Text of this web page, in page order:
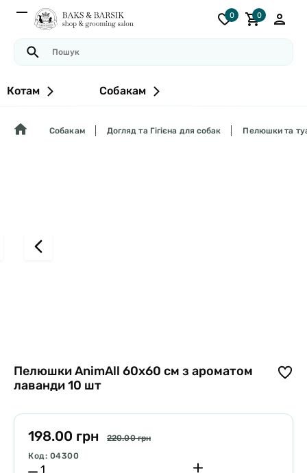
0 0
Котам Собакам
Собакам Догляд та Гігієна для собак Пелюшки та
Пелюшки AnimAll 60х60 см з ароматом
лаванди 10 шт
198.00 грн
220.00 грн
Код: 04300